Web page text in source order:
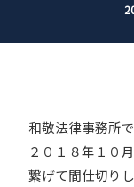
和敬法律事務所
２０１８年１０
繋げて間仕切り